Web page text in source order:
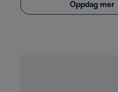
Oppdag mer